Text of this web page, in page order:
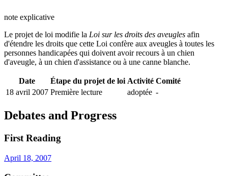
note explicative
Le projet de loi modifie la Loi sur les droits des aveugles afin
d'étendre les droits que cette Loi confère aux aveugles à toutes les
personnes handicapées qui doivent avoir recours à un chien
d'aveugle, à un chien d'assistance ou à une canne blanche.
Date Étape du projet de loi Activité Comité
18 avril 2007 Première lecture adoptée -
Debates and Progress
First Reading
April 18, 2007